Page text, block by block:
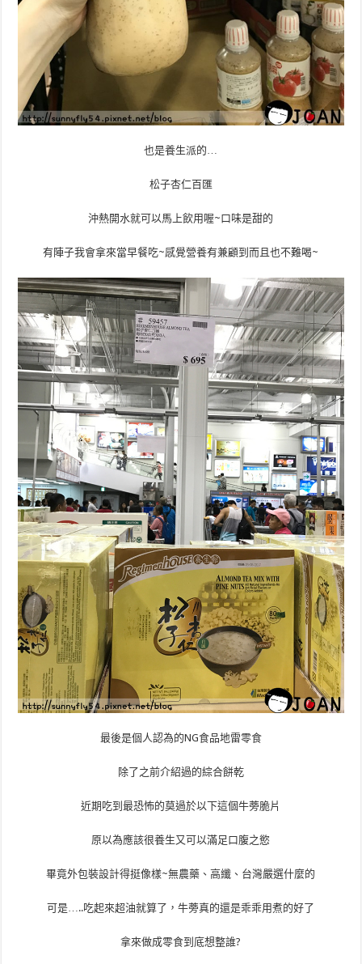
也是養生派的…
松子杏仁百匯
沖熱開水就可以馬上飲用喔~口味是甜的
有陣子我會拿來當早餐吃~感覺營養有兼顧到而且也不難喝~
最後是個人認為的NG食品地雷零食
除了之前介紹過的綜合餅乾
近期吃到最恐怖的莫過於以下這個牛蒡脆片
原以為應該很養生又可以滿足口腹之慾
畢竟外包裝設計得挺像樣~無農藥、高纖、台灣嚴選什麼的
可是…..吃起來超油就算了，牛蒡真的還是乖乖用煮的好了
拿來做成零食到底想整誰?